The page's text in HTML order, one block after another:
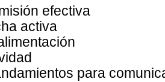
efectiva
activa
para